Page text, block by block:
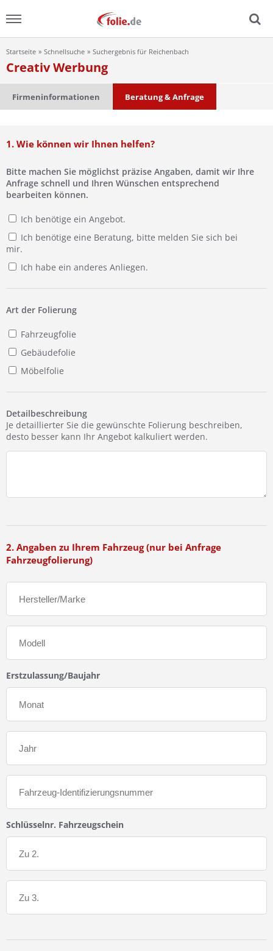
Menu
Home
Ratgeber
FAQ
Lexikon
Video
Startseite Schnellsuche Suchergebnis für Reichenbach
Creativ Werbung
Firmeninformationen Beratung & Anfrage
1. Wie können wir Ihnen helfen?
Bitte machen Sie möglichst präzise Angaben, damit wir Ihre
Anfrage schnell und Ihren Wünschen entsprechend
bearbeiten können.
Ich benötige ein Angebot.
Ich benötige eine Beratung, bitte melden Sie sich bei
mir.
Ich habe ein anderes Anliegen.
Art der Folierung
Fahrzeugfolie
Gebäudefolie
Möbelfolie
Detailbeschreibung
Je detaillierter Sie die gewünschte Folierung beschreiben,
desto besser kann Ihr Angebot kalkuliert werden.
2. Angaben zu Ihrem Fahrzeug (nur bei Anfrage
Fahrzeugfolierung)
Erstzulassung/Baujahr
Schlüsselnr. Fahrzeugschein